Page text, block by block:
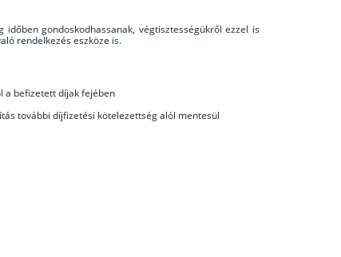
gondoskodhassanak, végtisztességükről ezzel is
rendelkezés eszköze is.
a befizetett díjak fejében
további díjfizetési kötelezettség alól mentesül